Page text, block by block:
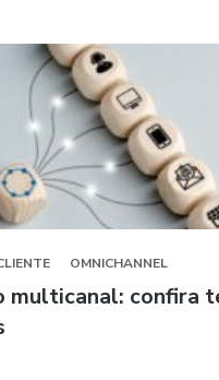
OMNICHANNEL
confira